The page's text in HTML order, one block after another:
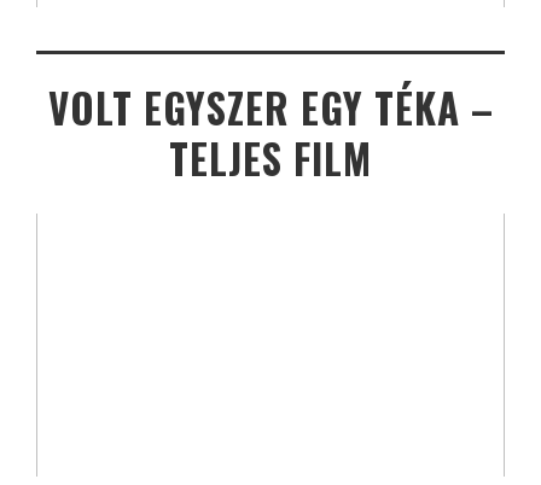
VOLT EGYSZER EGY TÉKA –
TELJES FILM